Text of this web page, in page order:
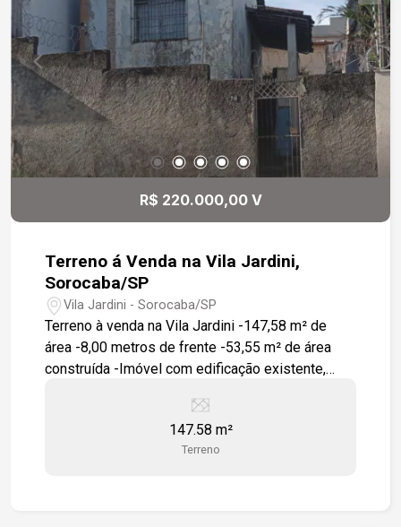
R$ 220.000,00 V
Terreno á Venda na Vila Jardini,
Sorocaba/SP
Vila Jardini - Sorocaba/SP
Terreno à venda na Vila Jardini -147,58 m² de
área -8,00 metros de frente -53,55 m² de área
construída -Imóvel com edificação existente,
6 minutos do Terminal Santo Antônio -A 8
minutos do Shopping Sorocaba -A 10 minutos da
Rodoviária de Sorocaba -Fácil acesso à Avenida
147.58 m²
Terreno